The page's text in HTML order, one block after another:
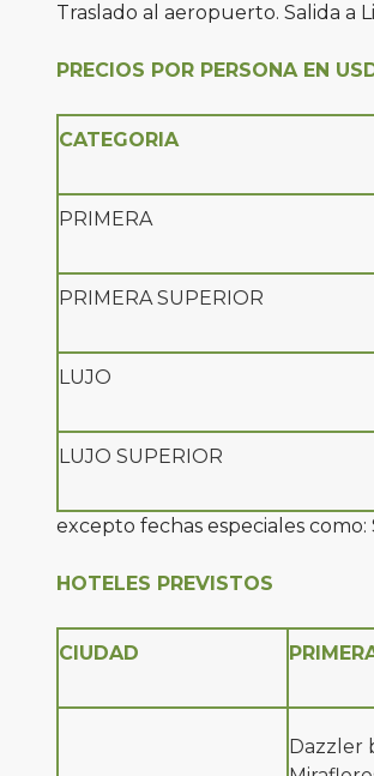
Traslado al aeropuerto. Salida a
PRECIOS POR PERSONA EN
CATEGORIA
PRIMERA
PRIMERA SUPERIOR
LUJO
LUJO SUPERIOR
excepto fechas especiales como:
HOTELES PREVISTOS
CIUDAD
Dazzler